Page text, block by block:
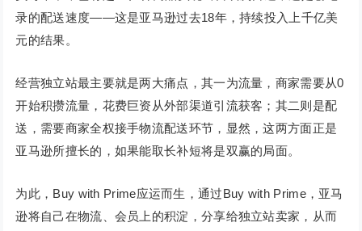
录的配送速度——这是亚马逊过去18年，持续投入上千亿美
元的结果。
经营独立站最主要就是两大痛点，其一为流量，商家需要从0
开始积攒流量，花费巨资从外部渠道引流获客；其二则是配
送，需要商家全权接手物流配送环节，显然，这两方面正是
亚马逊所擅长的，如果能取长补短将是双赢的局面。
为此，Buy with Prime应运而生，通过Buy with Prime，亚马
逊将自己在物流、会员上的积淀，分享给独立站卖家，从而